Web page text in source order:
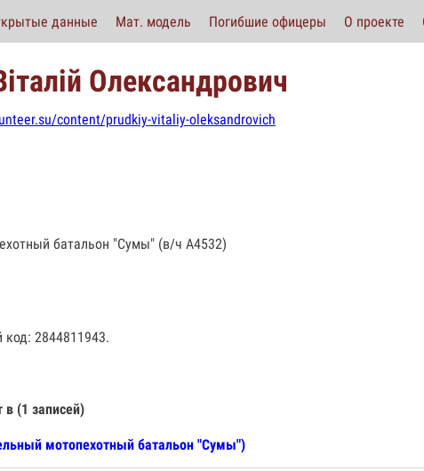
данные Мат. модель Погибшие офицеры О проекте
Олександрович
content/prudkiy-vitaliy-oleksandrovich
батальон "Сумы" (в/ч А4532)
2844811943.
в (1 записей)
мотопехотный батальон "Сумы")